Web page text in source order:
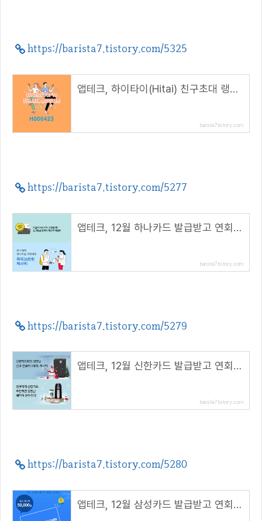
https://barista7.tistory.com/5325
앱테크, 하이타이(Hitai) 친구초대 랭킹이벤트( 추천 코드 : H000423 )
barista7.tistory.com
https://barista7.tistory.com/5277
앱테크, 12월 하나카드 발급받고 연회비 100% 캐시백 받아요
barista7.tistory.com
https://barista7.tistory.com/5279
앱테크, 12월 신한카드 발급받고 연회비 100% 캐시백 받아요
barista7.tistory.com
https://barista7.tistory.com/5280
앱테크, 12월 삼성카드 발급받고 연회비 100% 캐시백 받아요